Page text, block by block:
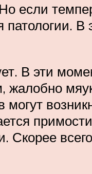
если
патологии.
В эти
жалобно
Скорее